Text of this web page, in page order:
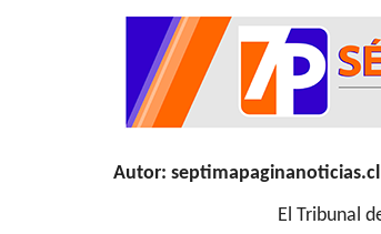
Autor: septimapaginanoticias.cl
El Tribunal de Juicio Oral